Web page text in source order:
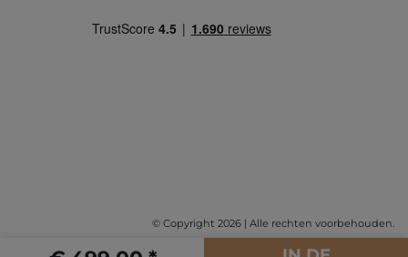
© Copyright 2026 | Alle rechten voorbehouden.